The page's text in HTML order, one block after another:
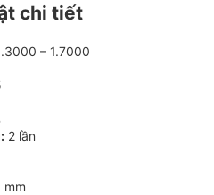
chi tiết
– 1.7000
2 lần
mm